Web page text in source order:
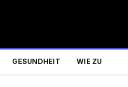
GESUNDHEIT WIE ZU